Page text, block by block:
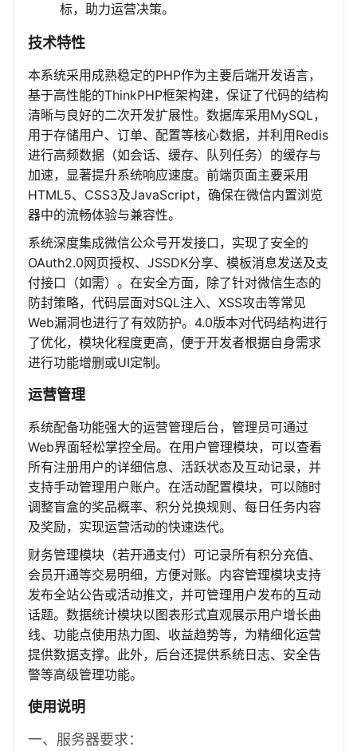
标，助力运营决策。
技术特性
本系统采用成熟稳定的PHP作为主要后端开发语言，
基于高性能的ThinkPHP框架构建，保证了代码的结构
清晰与良好的二次开发扩展性。数据库采用MySQL，
用于存储用户、订单、配置等核心数据，并利用Redis
进行高频数据（如会话、缓存、队列任务）的缓存与
加速，显著提升系统响应速度。前端页面主要采用
HTML5、CSS3及JavaScript，确保在微信内置浏览
器中的流畅体验与兼容性。
系统深度集成微信公众号开发接口，实现了安全的
OAuth2.0网页授权、JSSDK分享、模板消息发送及支
付接口（如需）。在安全方面，除了针对微信生态的
防封策略，代码层面对SQL注入、XSS攻击等常见
Web漏洞也进行了有效防护。4.0版本对代码结构进行
了优化，模块化程度更高，便于开发者根据自身需求
进行功能增删或UI定制。
运营管理
系统配备功能强大的运营管理后台，管理员可通过
Web界面轻松掌控全局。在用户管理模块，可以查看
所有注册用户的详细信息、活跃状态及互动记录，并
支持手动管理用户账户。在活动配置模块，可以随时
调整盲盒的奖品概率、积分兑换规则、每日任务内容
及奖励，实现运营活动的快速迭代。
财务管理模块（若开通支付）可记录所有积分充值、
会员开通等交易明细，方便对账。内容管理模块支持
发布全站公告或活动推文，并可管理用户发布的互动
话题。数据统计模块以图表形式直观展示用户增长曲
线、功能点使用热力图、收益趋势等，为精细化运营
提供数据支撑。此外，后台还提供系统日志、安全告
警等高级管理功能。
使用说明
一、服务器要求：